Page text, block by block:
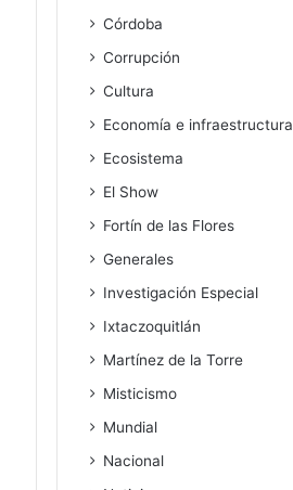
Córdoba
Corrupción
Cultura
Economía e infraestructura
Ecosistema
El Show
Fortín de las Flores
Generales
Investigación Especial
Ixtaczoquitlán
Martínez de la Torre
Misticismo
Mundial
Nacional